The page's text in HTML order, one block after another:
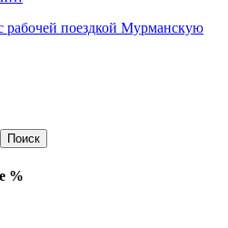
поездкой Мурманскую
%